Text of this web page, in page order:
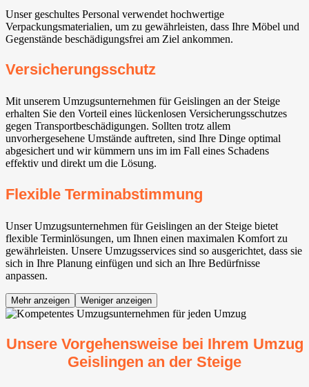
Unser geschultes Personal verwendet hochwertige
Verpackungsmaterialien, um zu gewährleisten, dass Ihre Möbel und
Gegenstände beschädigungsfrei am Ziel ankommen.
Versicherungsschutz
Mit unserem Umzugsunternehmen für Geislingen an der Steige
erhalten Sie den Vorteil eines lückenlosen Versicherungsschutzes
gegen Transportbeschädigungen. Sollten trotz allem
unvorhergesehene Umstände auftreten, sind Ihre Dinge optimal
abgesichert und wir kümmern uns im im Fall eines Schadens
effektiv und direkt um die Lösung.
Flexible Terminabstimmung
Unser Umzugsunternehmen für Geislingen an der Steige bietet
flexible Terminlösungen, um Ihnen einen maximalen Komfort zu
gewährleisten. Unsere Umzugsservices sind so ausgerichtet, dass sie
sich in Ihre Planung einfügen und sich an Ihre Bedürfnisse
anpassen.
Mehr anzeigen Weniger anzeigen
Unsere Vorgehensweise bei Ihrem Umzug
Geislingen an der Steige